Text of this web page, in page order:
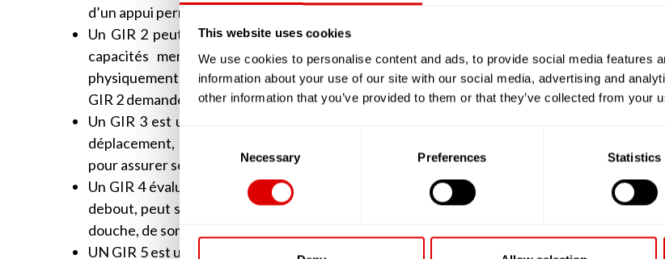
This website uses cookies
We use cookies to personalise content and ads, to provide social media features
information about your use of our site with our social media, advertising and
other information that you’ve provided to them or that they’ve collected from your
Necessary Preferences Statistics
d’un appui permanent.
Un GIR 2 peut correspondre, tout comme le GIR 1, à une personne alitée ou en fauteuil
capacités mentales qui ne sont pas totalement altérées ou, à l’inverse, à une
physiquement autonome mais dont les fonctions mentales sont altérées. La personne qui
GIR 2 demandera, tout comme le GIR 1, une surveillance permanente.
Un GIR 3 est une personne âgée qui aura toute sa tête, mais dont les facultés physiques,
déplacement, seront altérées. Cette personne demande donc plusieurs fois par jour, une
pour assurer ses soins corporels.
Un GIR 4 évaluera une personne âgée qui a des difficultés à se lever du lit ou du fauteuil,
debout, peut se déplacer sans problèmes. Elle demandera cependant l’appui d’un salarié,
douche, de son habillage et parfois lors des repas.
UN GIR 5 est une personne autonome mais qui a tout de même besoin, d’un appui